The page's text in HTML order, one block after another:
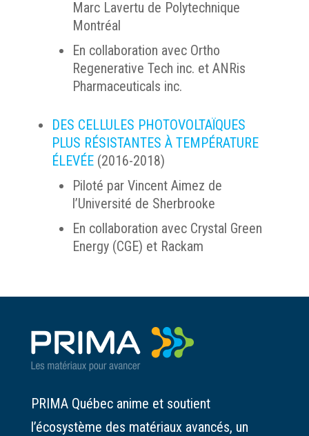
Marc Lavertu de Polytechnique
Montréal
En collaboration avec Ortho
Regenerative Tech inc. et ANRis
Pharmaceuticals inc.
DES CELLULES PHOTOVOLTAÏQUES
PLUS RÉSISTANTES À TEMPÉRATURE
ÉLEVÉE(2016-2018)
Piloté par Vincent Aimez de
l’Université de Sherbrooke
En collaboration avec Crystal Green
Energy (CGE) et Rackam
PRIMA Québec anime et soutient
l’écosystème des matériaux avancés, un